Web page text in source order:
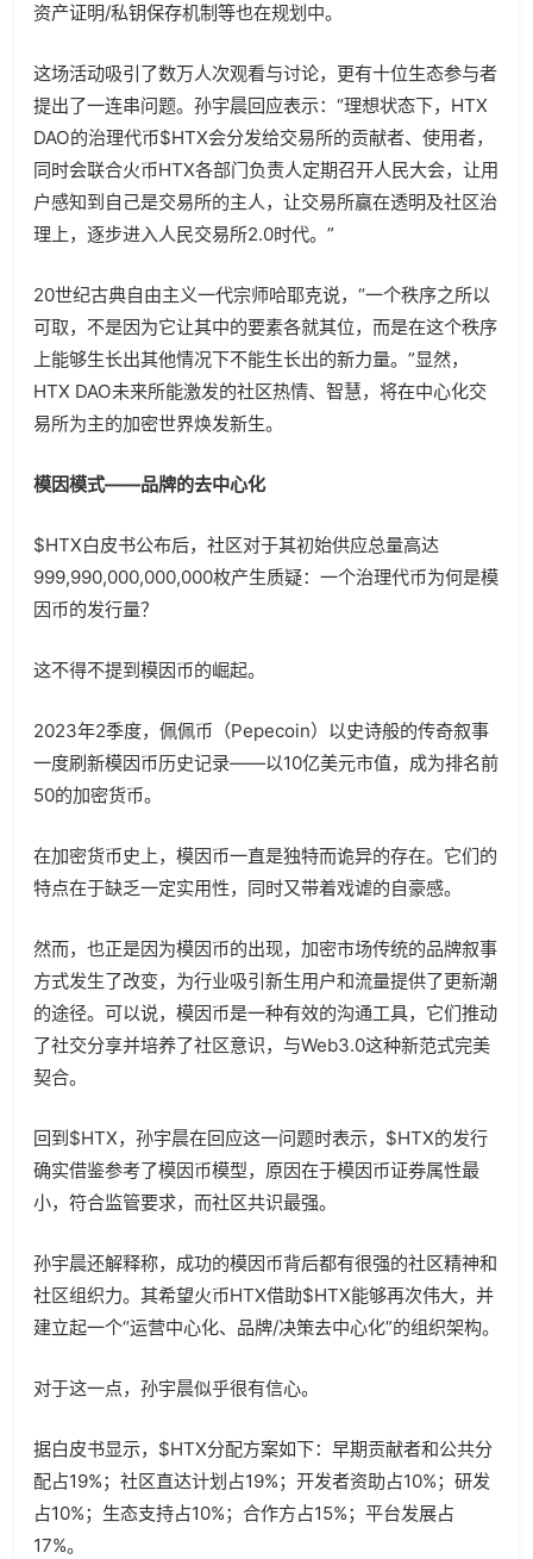
资产证明/私钥保存机制等也在规划中。
这场活动吸引了数万人次观看与讨论，更有十位生态参与者
提出了一连串问题。孙宇晨回应表示：“理想状态下，HTX
DAO的治理代币$HTX会分发给交易所的贡献者、使用者，
同时会联合火币HTX各部门负责人定期召开人民大会，让用
户感知到自己是交易所的主人，让交易所赢在透明及社区治
理上，逐步进入人民交易所2.0时代。”
20世纪古典自由主义一代宗师哈耶克说，“一个秩序之所以
可取，不是因为它让其中的要素各就其位，而是在这个秩序
上能够生长出其他情况下不能生长出的新力量。”显然，
HTX DAO未来所能激发的社区热情、智慧，将在中心化交
易所为主的加密世界焕发新生。
模因模式——品牌的去中心化
$HTX白皮书公布后，社区对于其初始供应总量高达
999,990,000,000,000枚产生质疑：一个治理代币为何是模
因币的发行量？
这不得不提到模因币的崛起。
2023年2季度，佩佩币（Pepecoin）以史诗般的传奇叙事
一度刷新模因币历史记录——以10亿美元市值，成为排名前
50的加密货币。
在加密货币史上，模因币一直是独特而诡异的存在。它们的
特点在于缺乏一定实用性，同时又带着戏谑的自豪感。
然而，也正是因为模因币的出现，加密市场传统的品牌叙事
方式发生了改变，为行业吸引新生用户和流量提供了更新潮
的途径。可以说，模因币是一种有效的沟通工具，它们推动
了社交分享并培养了社区意识，与Web3.0这种新范式完美
契合。
回到$HTX，孙宇晨在回应这一问题时表示，$HTX的发行
确实借鉴参考了模因币模型，原因在于模因币证券属性最
小，符合监管要求，而社区共识最强。
孙宇晨还解释称，成功的模因币背后都有很强的社区精神和
社区组织力。其希望火币HTX借助$HTX能够再次伟大，并
建立起一个“运营中心化、品牌/决策去中心化”的组织架构。
对于这一点，孙宇晨似乎很有信心。
据白皮书显示，$HTX分配方案如下：早期贡献者和公共分
配占19%；社区直达计划占19%；开发者资助占10%；研发
占10%；生态支持占10%；合作方占15%；平台发展占
17%。